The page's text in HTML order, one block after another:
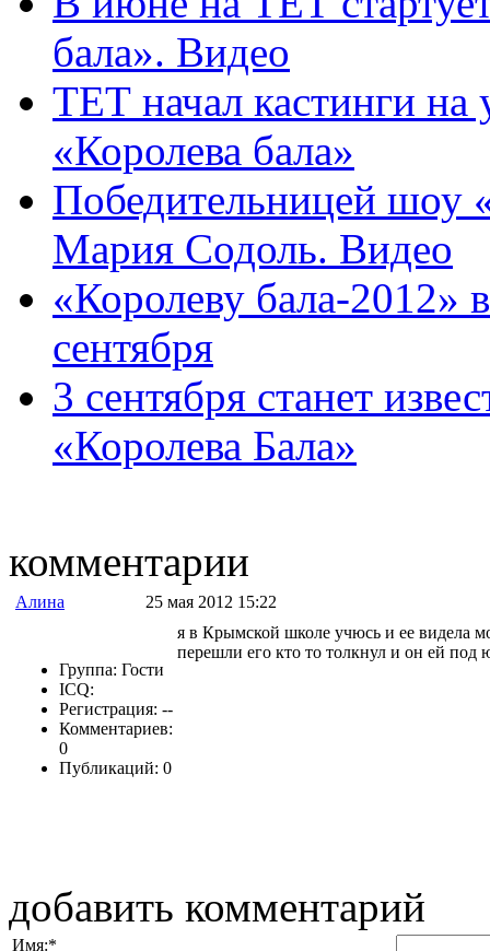
бала». Видео
ТЕТ начал кастинги на
«Королева бала»
Победительницей шоу
Мария Содоль. Видео
«Королеву бала-2012»
сентября
3 сентября станет
«Королева Бала»
комментарии
Алина 25 мая 2012 15:22
Группа: Гости
ICQ:
Регистрация: --
Комментариев:
0
Публикаций: 0
я в Крымской школе учюсь и ее видела
перешли его кто то толкнул и он ей под
добавить комментарий
Имя:*